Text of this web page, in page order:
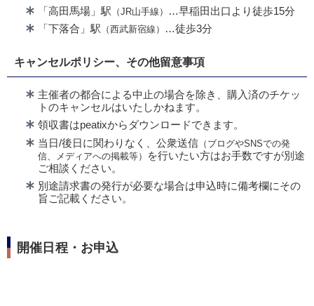
「高田馬場」駅 （JR山手線）
…早稲田出口より徒歩15分
「下落合」駅 （西武新宿線） …徒歩3分
キャンセルポリシー、その他留意事項
主催者の都合による中止の場合を除き、購入済のチケッ
トのキャンセルはいたしかねます。
領収書はpeatixからダウンロードできます。
当日/後日に関わりなく、公衆送信（ブログやSNSでの発
信、メディアへの掲載等）
を行いたい方はお手数ですが別途
ご相談ください。
別途請求書の発行が必要な場合は申込時に備考欄にその
旨ご記載ください。
開催日程・お申込